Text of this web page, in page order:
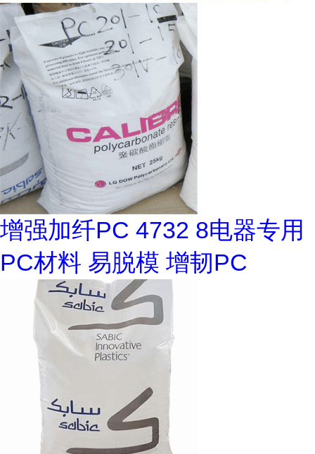
增强加纤PC 4732 8电器专用
PC材料 易脱模 增韧PC